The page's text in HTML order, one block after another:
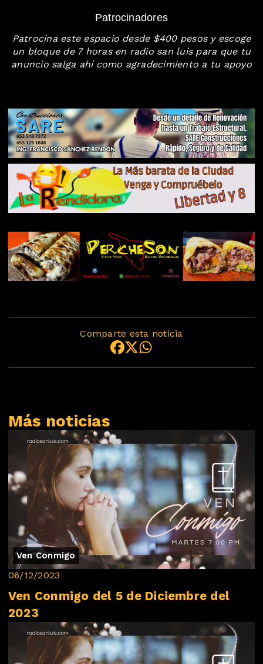
Patrocinadores
Patrocina este espacio desde $400 pesos y escoge
un bloque de 7 horas en radio san luis para que tu
anuncio salga ahí como agradecimiento a tu apoyo
Comparte esta noticia
Más noticias
Ven Conmigo
06/12/2023
Ven Conmigo del 5 de Diciembre del
2023